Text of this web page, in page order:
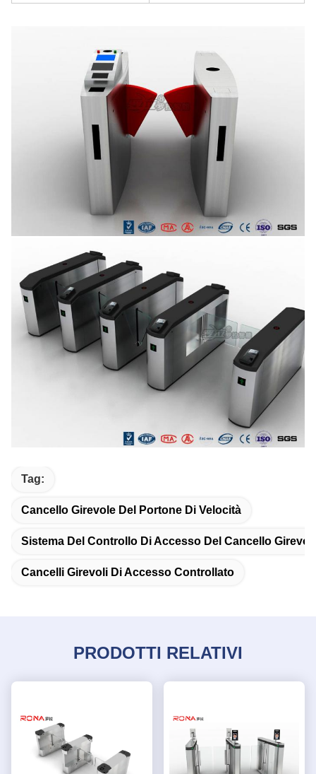
Tag:
Cancello Girevole Del Portone Di Velocità
Sistema Del Controllo Di Accesso Del Cancello
Cancelli Girevoli Di Accesso Controllato
PRODOTTI RELATIVI